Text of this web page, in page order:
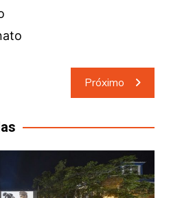
Próximo